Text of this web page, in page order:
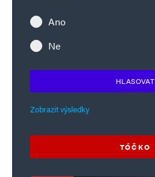
Ano
Ne
HLASOVAT
Zobrazit výsledky
TÓČKO